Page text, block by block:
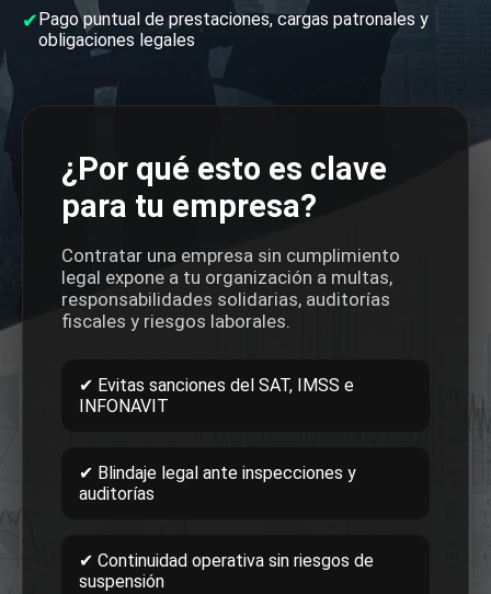
✔Pago puntual de prestaciones, cargas patronales y
obligaciones legales
¿Por qué esto es clave
para tu empresa?
Contratar una empresa sin cumplimiento
legal expone a tu organización a multas,
responsabilidades solidarias, auditorías
fiscales y riesgos laborales.
✔ Evitas sanciones del SAT, IMSS e
INFONAVIT
✔ Blindaje legal ante inspecciones y
auditorías
✔ Continuidad operativa sin riesgos de
suspensión